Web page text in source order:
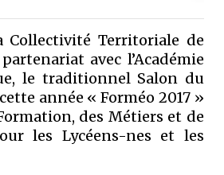
Collectivité Territoriale de
avec l’Académie
le traditionnel Salon du
année « Forméo 2017 »
des Métiers et de
les Lycéens-nes et les